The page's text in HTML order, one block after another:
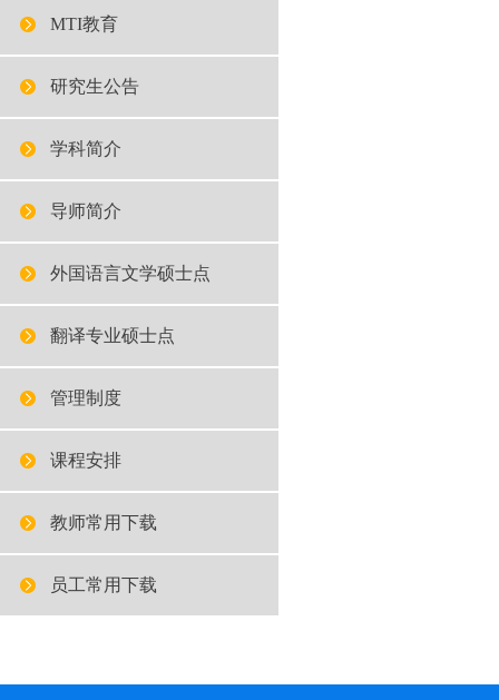
MTI教育
研究生公告
学科简介
导师简介
外国语言文学硕士点
翻译专业硕士点
管理制度
课程安排
教师常用下载
员工常用下载